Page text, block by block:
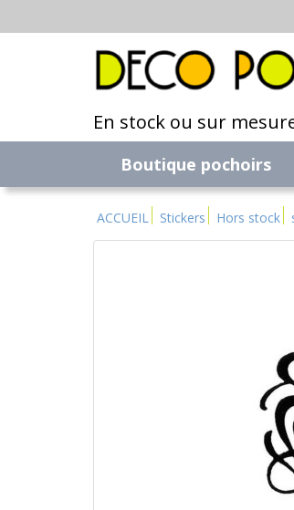
En stock ou sur
Boutique pochoirs
ACCUEIL Stickers Hors stock